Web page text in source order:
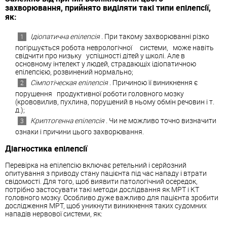
захворювання, прийнято виділяти такі типи епілепсії,
як:
Ідіопатична епілепсія . При такому захворюванні різко
погіршується робота неврологічної системи, може навіть
свідчити про низьку успішності дітей у школі. Але в
основному інтелект у людей, страдающіх ідіопатичною
епілепсією, розвинений нормально;
Сімпотіческая епілепсія . Причиною її виникнення є
порушення продуктивної роботи головного мозку
(крововилив, пухлина, порушений в ньому обмін речовин і т.
д.);
Криптогенна епілепсія . Чи не можливо точно визначити
ознаки і причини цього захворювання.
Діагностика епілепсії
Перевірка на епілепсію включає ретельний і серйозний
опитування з приводу стану пацієнта під час нападу і втрати
свідомості. Для того, щоб виявити патологічний осередок,
потрібно застосувати такі методи дослідвання як МРТ і КТ
головного мозку. Особливо дуже важливо для пацієнта зробити
дослідження МРТ, щоб уникнути виникнення таких судомних
нападів нервової системи, як: